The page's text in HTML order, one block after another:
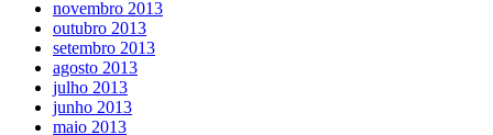
novembro 2013
outubro 2013
setembro 2013
agosto 2013
julho 2013
junho 2013
maio 2013